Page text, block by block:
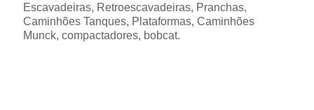
Escavadeiras, Retroescavadeiras, Pranchas,
Caminhões Tanques, Plataformas, Caminhões
Munck, compactadores, bobcat.